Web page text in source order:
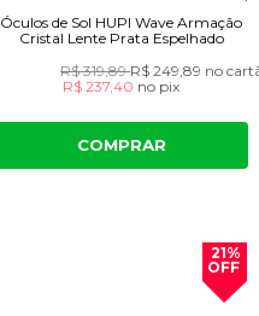
Óculos de Sol HUPI Wave Armação
Cristal Lente Prata Espelhado
R$ 319,89R$ 249,89 no
R$ 237,40 no pix
COMPRAR
21%
OFF